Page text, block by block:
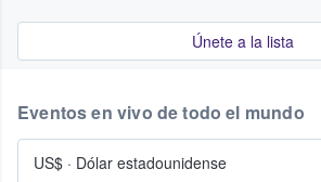
Únete a la lista
Eventos en vivo de todo el mundo
US$ · Dólar estadounidense